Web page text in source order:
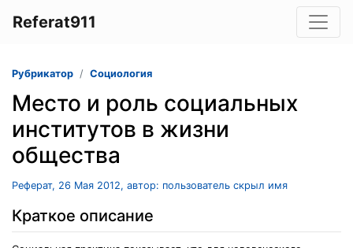
Referat911
Рубрикатор Социология
Место и роль социальных
институтов в жизни
общества
Реферат, 26 Мая 2012, автор: пользователь скрыл имя
Краткое описание